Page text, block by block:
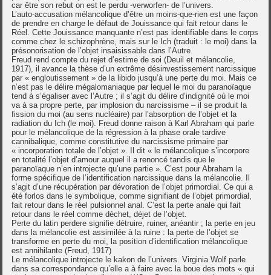
car être son rebut on est le perdu -verworfen- de l’univers.
L’auto-accusation mélancolique d’être un moins-que-rien est une façon
de prendre en charge le défaut de Jouissance qui fait retour dans le
Réel. Cette Jouissance manquante n’est pas identifiable dans le corps
comme chez le schizophrène, mais sur le Ich (traduit : le moi) dans la
présonorisation de l’objet insaisissable dans l’Autre.
Freud rend compte du rejet d’estime de soi (Deuil et mélancolie,
1917), il avance la thèse d’un extrême désinvestissement narcissique
par « engloutissement » de la libido jusqu’à une perte du moi. Mais ce
n’est pas le délire mégalomaniaque par lequel le moi du paranoïaque
tend à s’égaliser avec l’Autre ; il s’agit du délire d’indignité où le moi
va à sa propre perte, par implosion du narcissisme – il se produit la
fission du moi (au sens nucléaire) par l’absorption de l’objet et la
radiation du Ich (le moi). Freud donne raison à Karl Abraham qui parle
pour le mélancolique de la régression à la phase orale tardive
cannibalique, comme constitutive du narcissisme primaire par
« incorporation totale de l’objet ». Il dit « le mélancolique s’incorpore
en totalité l’objet d’amour auquel il a renoncé tandis que le
paranoïaque n’en introjecte qu’une partie ». C’est pour Abraham la
forme spécifique de l’identification narcissique dans la mélancolie. Il
s’agit d’une récupération par dévoration de l’objet primordial. Ce qui a
été forlos dans le symbolique, comme signifiant de l’objet primordial,
fait retour dans le réel pulsionnel anal. C’est la perte anale qui fait
retour dans le réel comme déchet, déjet de l’objet.
Perte du latin perdere signifie détruire, ruiner, anéantir ; la perte en jeu
dans la mélancolie est assimilée à la ruine : la perte de l’objet se
transforme en perte du moi, la position d’identification mélancolique
est annihilante (Freud, 1917)
Le mélancolique introjecte le kakon de l’univers. Virginia Wolf parle
dans sa correspondance qu’elle a à faire avec la boue des mots « qui